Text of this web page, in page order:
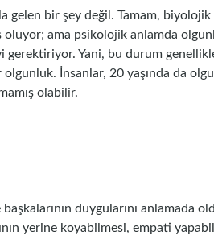
bir şey değil. Tamam, biyolojik
ama psikolojik anlamda
Yani, bu durum genellikle
İnsanlar, 20 yaşında da
olabilir.
duygularını anlamada
yerine koyabilmesi, empati